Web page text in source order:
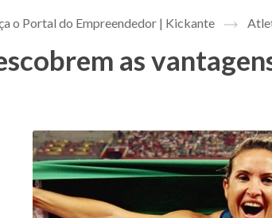
o Portal do Empreendedor | Kickante
as